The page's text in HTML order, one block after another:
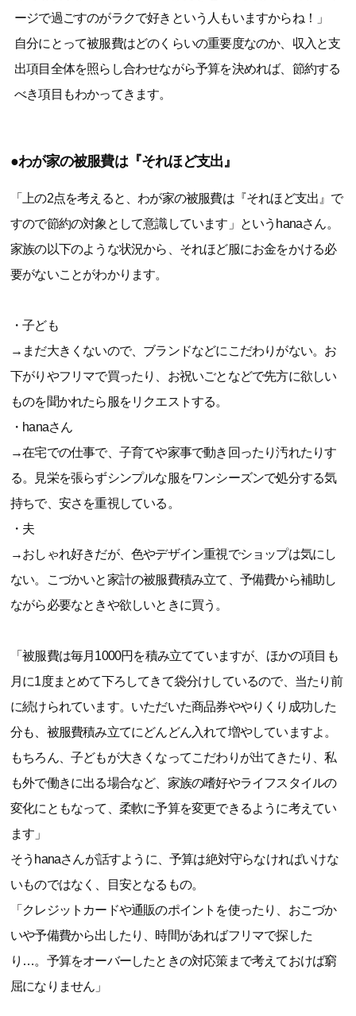
ージで過ごすのがラクで好きという人もいますからね！」
自分にとって被服費はどのくらいの重要度なのか、収入と支
出項目全体を照らし合わせながら予算を決めれば、節約する
べき項目もわかってきます。
●わが家の被服費は『それほど支出』
「上の2点を考えると、わが家の被服費は『それほど支出』で
すので節約の対象として意識しています」というhanaさん。
家族の以下のような状況から、それほど服にお金をかける必
要がないことがわかります。
・子ども
→まだ大きくないので、ブランドなどにこだわりがない。お
下がりやフリマで買ったり、お祝いごとなどで先方に欲しい
ものを聞かれたら服をリクエストする。
・hanaさん
→在宅での仕事で、子育てや家事で動き回ったり汚れたりす
る。見栄を張らずシンプルな服をワンシーズンで処分する気
持ちで、安さを重視している。
・夫
→おしゃれ好きだが、色やデザイン重視でショップは気にし
ない。こづかいと家計の被服費積み立て、予備費から補助し
ながら必要なときや欲しいときに買う。
「被服費は毎月1000円を積み立てていますが、ほかの項目も
月に1度まとめて下ろしてきて袋分けしているので、当たり前
に続けられています。いただいた商品券ややりくり成功した
分も、被服費積み立てにどんどん入れて増やしていますよ。
もちろん、子どもが大きくなってこだわりが出てきたり、私
も外で働きに出る場合など、家族の嗜好やライフスタイルの
変化にともなって、柔軟に予算を変更できるように考えてい
ます」
そうhanaさんが話すように、予算は絶対守らなければいけな
いものではなく、目安となるもの。
「クレジットカードや通販のポイントを使ったり、おこづか
いや予備費から出したり、時間があればフリマで探した
り…。予算をオーバーしたときの対応策まで考えておけば窮
屈になりません」